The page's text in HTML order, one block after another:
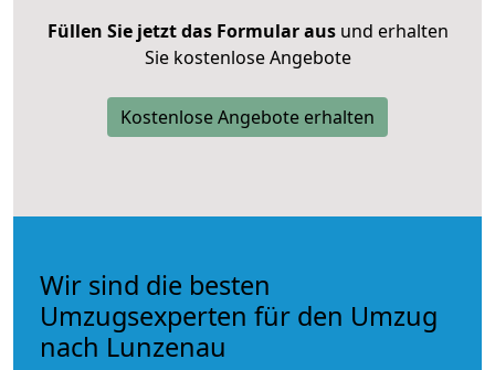
Füllen Sie jetzt das Formular ausund erhalten
Sie kostenlose Angebote
Kostenlose Angebote erhalten
Wir sind die besten
Umzugsexperten für den Umzug
nach Lunzenau